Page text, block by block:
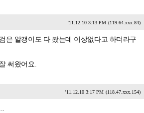
'11.12.10 3:13 PM (119.64.xxx.84)
은 알갱이도 다 봤는데 이상없다고 하더라구
써왔어요.
'11.12.10 3:17 PM (118.47.xxx.154)